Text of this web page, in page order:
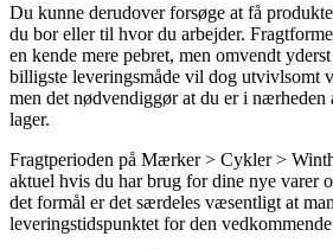
Du kunne derudover forsøge at få
du bor eller til hvor du arbejder.
en kende mere pebret, men omvendt
billigste leveringsmåde vil dog utvivlsomt
men det nødvendiggør at du er i nærheden
lager.
Fragtperioden på Mærker > Cykler >
aktuel hvis du har brug for dine nye varer
det formål er det særdeles væsentligt at
leveringstidspunktet for den